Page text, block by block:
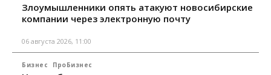
Злоумышленники опять атакуют новосибирские
компании через электронную почту
06 августа 2026, 11:00
Бизнес ПроБизнес